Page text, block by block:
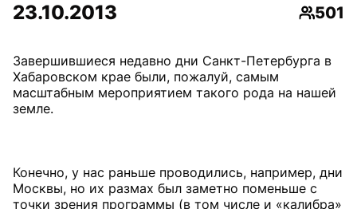
23.10.2013
501
Завершившиеся недавно дни Санкт-Петербурга в
Хабаровском крае были, пожалуй, самым
масштабным мероприятием такого рода на нашей
земле.
Конечно, у нас раньше проводились, например, дни
Москвы, но их размах был заметно поменьше с
точки зрения программы (в том числе и «калибра»